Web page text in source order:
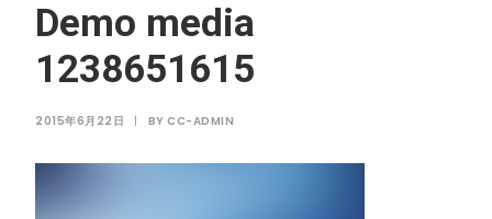
Demo media
1238651615
2015年6月22日 | BY CC-ADMIN